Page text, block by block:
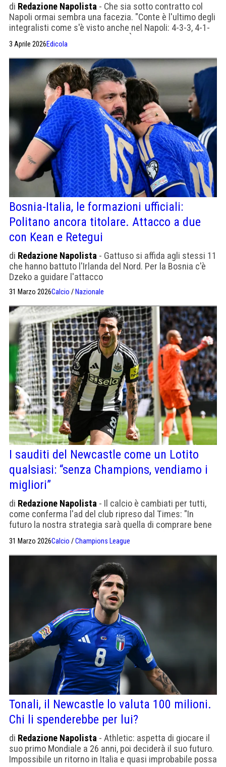
di Redazione Napolista - Che sia sotto contratto col
Napoli ormai sembra una facezia. "Conte è l'ultimo degli
integralisti come s'è visto anche nel Napoli: 4-3-3, 4-1-
una ricostruzione"
3 Aprile 2026Edicola
Bosnia-Italia, le formazioni ufficiali:
Politano ancora titolare. Attacco a due
con Kean e Retegui
di Redazione Napolista - Gattuso si affida agli stessi 11
che hanno battuto l'Irlanda del Nord. Per la Bosnia c'è
Dzeko a guidare l'attacco
31 Marzo 2026Calcio / Nazionale
I sauditi del Newcastle come un Lotito
qualsiasi: “senza Champions, vendiamo i
migliori”
di Redazione Napolista - Il calcio è cambiati per tutti,
come conferma l'ad del club ripreso dal Times: "In
futuro la nostra strategia sarà quella di comprare bene
e vendere bene. Comprare bene non significa
necessariamente spendere di più". Tonali può finire sul
mercato
31 Marzo 2026Calcio /Champions League
Tonali, il Newcastle lo valuta 100 milioni.
Chi li spenderebbe per lui?
di Redazione Napolista - Athletic: aspetta di giocare il
suo primo Mondiale a 26 anni, poi deciderà il suo futuro.
Impossibile un ritorno in Italia e quasi improbabile possa